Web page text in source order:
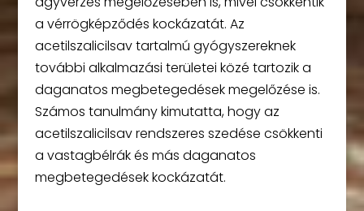
a vérrögképződés kockázatát. Az
acetilszalicilsav tartalmú gyógyszereknek
további alkalmazási területei közé tartozik a
daganatos megbetegedések megelőzése is.
Számos tanulmány kimutatta, hogy az
acetilszalicilsav rendszeres szedése csökkenti
a vastagbélrák és más daganatos
megbetegedések kockázatát.